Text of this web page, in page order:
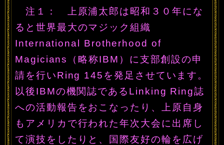
注１： 上原浦太郎は昭和３０年にな
ると世界最大のマジック組織
International Brotherhood of
Magicians（略称IBM）に支部創設の申
請を行いRing 145を発足させています。
以後IBMの機関誌であるLinking Ring誌
への活動報告をおこなったり、上原自身
もアメリカで行われた年次大会に出席し
て演技をしたりと、国際友好の輪を広げ